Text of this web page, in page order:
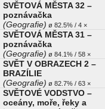
SVĚTOVÁ MĚSTA 32 –
poznávačka
(Geografie) ø 82.5% / 4 ×
SVĚTOVÁ MĚSTA 31 –
poznávačka
(Geografie) ø 84.1% / 58 ×
SVĚT V OBRAZECH 2 –
BRAZÍLIE
(Geografie) ø 82.7% / 63 ×
SVĚTOVÉ VODSTVO –
oceány, moře, řeky a